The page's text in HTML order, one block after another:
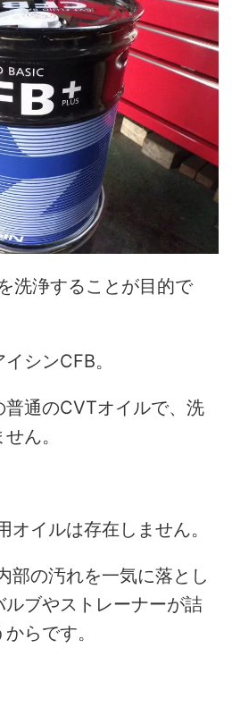
洗浄することが目的で
シンCFB。
通のCVTオイルで、洗
ん。
イルは存在しません。
部の汚れを一気に落とし
ブやストレーナーが詰
らです。